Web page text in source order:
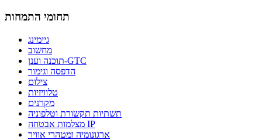
תחומי התמחות
גיימינג
מחשוב
תוכנה וענן-GTC
הדפסה וגימור
צילום
טלוויזיות
מקרנים
תשתיות תקשורת וטלפוניה
מצלמות אבטחה IP
ארגונומיה ומטהרי אוויר